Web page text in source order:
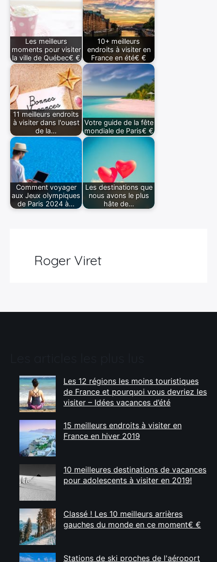
Les meilleurs
moments pour visiter
la ville de Québec€ €
10+ meilleurs
endroits à visiter en
France en été€ €
11 meilleurs endroits
à visiter dans l'ouest
de la…
Votre guide de la fête
mondiale de Paris€ €
Comment voyager
aux Jeux olympiques
de Paris 2024 à…
Les destinations que
nous avons le plus
hâte de…
Roger Viret
Les 12 régions les moins touristiques
de France et pourquoi vous devriez les
visiter – Idées vacances d’été
15 meilleurs endroits à visiter en
France en hiver 2019
10 meilleures destinations de vacances
pour adolescents à visiter en 2019!
Classé ! Les 10 meilleurs arrières
gauches du monde en ce moment€ €
Stations de ski proches de l'aéroport